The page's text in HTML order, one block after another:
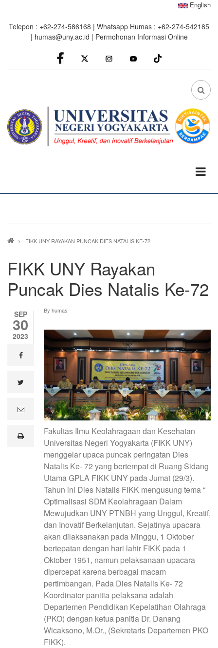
main
English
Telepon : +62-274-586168 | Whatsapp Humas : +62-274-542185
| humas@uny.ac.id | Permohonan Informasi Online
facebook
Instagram youtube
FA
Breadcrumb
FIKK UNY RAYAKAN PUNCAK DIES NATALIS KE-72
FIKK UNY Rayakan
Puncak Dies Natalis Ke-72
SEP
30
2023
0%
read
facebook
e
lprint
By humas
Fakultas Ilmu Keolahragaan dan Kesehatan
Universitas Negeri Yogyakarta (FIKK UNY)
menggelar upaca puncak peringatan Dies
Natalis Ke- 72 yang bertempat di Ruang Sidang
Utama GPLA FIKK UNY pada Jumat (29/3).
Tahun ini Dies Natalis FIKK mengusung tema “
Optimalisasi SDM Keolahragaan Dalam
Mewujudkan UNY PTNBH yang Unggul, Kreatif,
dan Inovatif Berkelanjutan. Sejatinya upacara
akan dilaksanakan pada Minggu, 1 Oktober
bertepatan dengan hari lahir FIKK pada 1
Oktober 1951, namun pelaksanaan upacara
dipercepat karena berbagai macam
pertimbangan. Pada Dies Natalis Ke- 72
Koordinator panitia pelaksana adalah
Departemen Pendidikan Kepelatihan Olahraga
(PKO) dengan ketua panitia Dr. Danang
Wicaksono, M.Or., (Sekretaris Departemen PKO
FIKK).